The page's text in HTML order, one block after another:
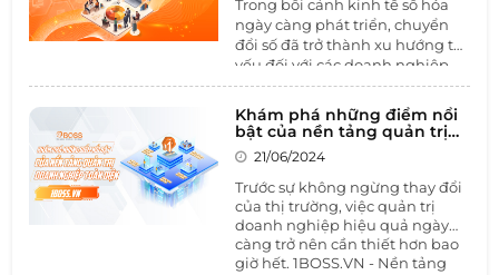
Trong bối cảnh kinh tế số hóa
ngày càng phát triển, chuyển
đổi số đã trở thành xu hướng tất
yếu đối với các doanh nghiệp,
đặc biệt là các doanh nghiệp
vừa và nhỏ (SMEs). Việc áp dụng
công nghệ kỹ thuật số không
chỉ giúp tối ưu hóa quy trình
vận hành mà còn nâng cao
năng lực cạnh tranh và cải thiện
trải nghiệm khách hàng. Hãy
cùng 1BOSS khám phá làn sóng
chuyển đổi số và những lợi ích
mà nó mang lại cho các SMEs là
Khám phá những điểm nổi
bật của nền tảng quản trị
doanh nghiệp toàn diện
1BOSS
21/06/2024
Trước sự không ngừng thay đổi
của thị trường, việc quản trị
doanh nghiệp hiệu quả ngày
càng trở nên cần thiết hơn bao
giờ hết. 1BOSS.VN - Nền tảng